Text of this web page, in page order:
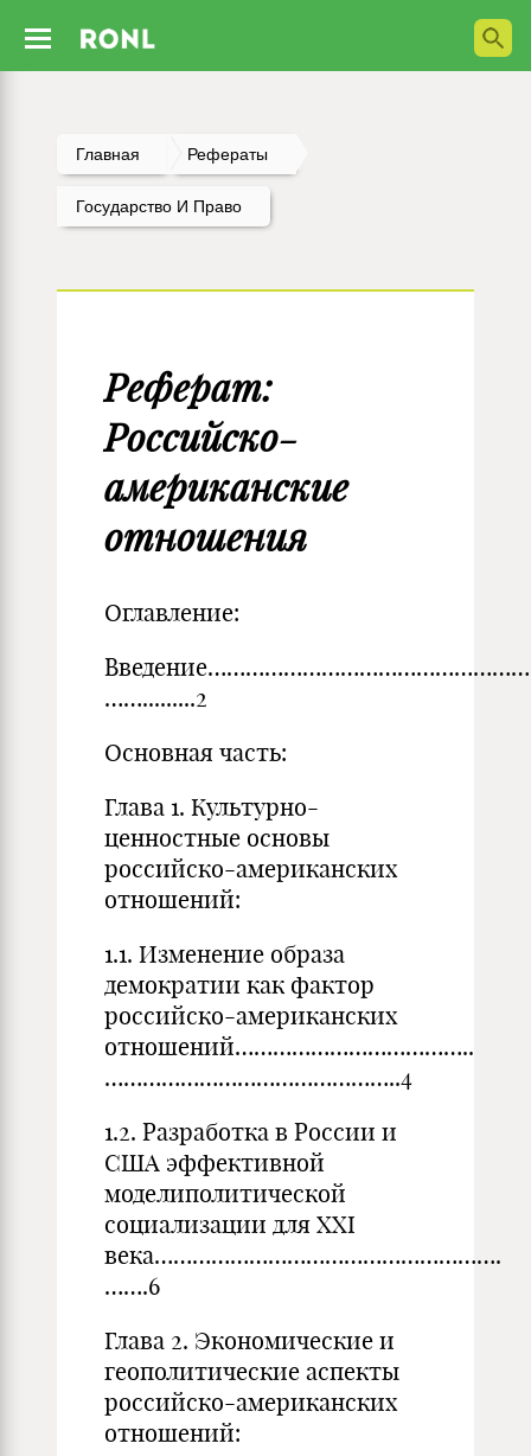
Главная Рефераты
Государство И Право
Реферат:
Российско-
американские
отношения
Оглавление:
…….........2
Основная часть:
Глава 1. Культурно-
ценностные основы
российско-американских
отношений:
1.1. Изменение образа
демократии как фактор
российско-американских
отношений………………………………..
………………………………………..4
1.2. Разработка в России и
США эффективной
моделиполитической
социализации для XXI
века……………………………………………….
…….6
Глава 2. Экономические и
геополитические аспекты
российско-американских
отношений: